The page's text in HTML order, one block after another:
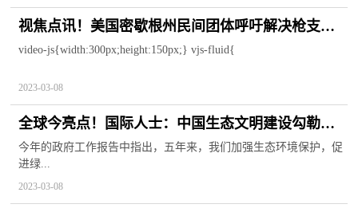
视焦点讯！美国密歇根州民间团体呼吁解决枪支暴
力问题：我们厌倦了不断埋葬儿童
video-js{width:300px;height:150px;} vjs-fluid{
2023-03-08
全球今亮点！国际人士：中国生态文明建设勾勒出
美好未来
今年的政府工作报告中指出，五年来，我们加强生态环境保护，促
进绿...
2023-03-08